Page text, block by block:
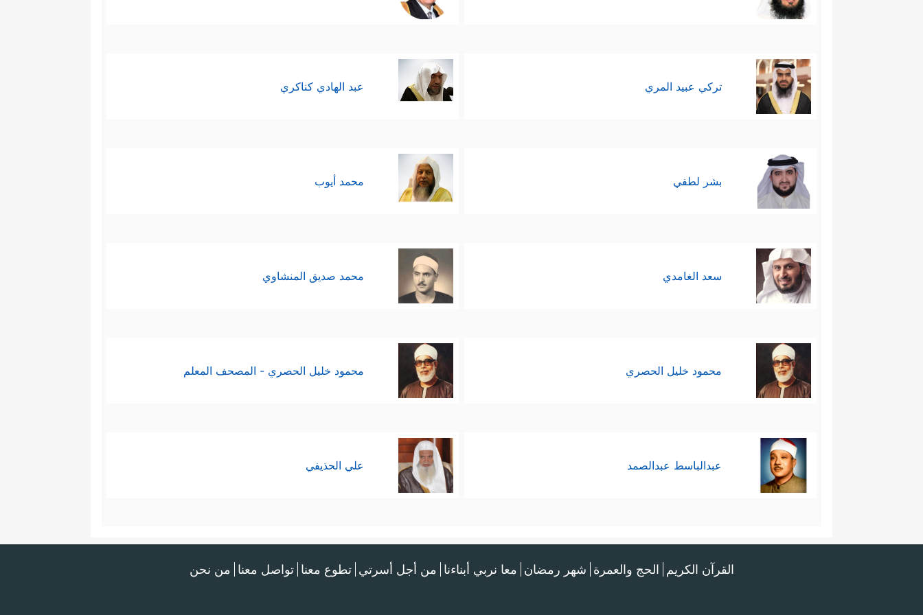
تركي عبيد المري عبد الهادي كناكري
بشر لطفي محمد أيوب
سعد الغامدي محمد صديق المنشاوي
محمود خليل الحصري محمود خليل الحصري - المصحف المعلم
عبدالباسط عبدالصمد علي الحذيفي
القرآن الكريم الحج والعمرة شهر رمضان معا نربي أبناءنا من أجل أسرتي تطوع معنا تواصل معنا من نحن